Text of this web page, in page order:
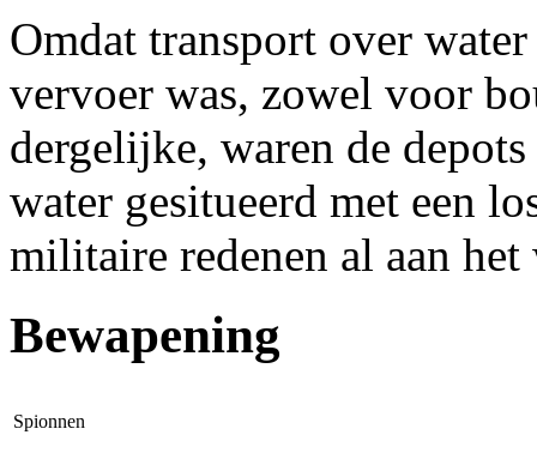
Omdat transport over
vervoer was, zowel voor
dergelijke, waren de
water gesitueerd met een
militaire redenen al aan het
Bewapening
Spionnen